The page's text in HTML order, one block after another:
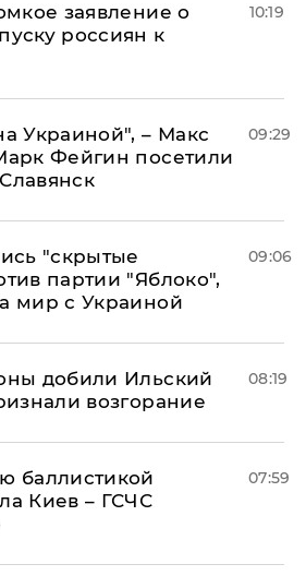
заявление о
россиян к
10:19
Украиной", – Макс
Фейгин посетили
09:29
"скрытые
партии "Яблоко",
мир с Украиной
09:06
добили Ильский
возгорание
08:19
баллистикой
Киев – ГСЧС
07:59